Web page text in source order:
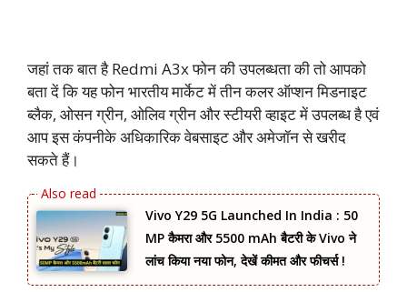
जहां तक बात है Redmi A3x फोन की उपलब्धता की तो आपको
बता दें कि यह फोन भारतीय मार्केट में तीन कलर ऑप्शन मिडनाइट
ब्लैक, ओसन ग्रीन, ओलिव ग्रीन और स्टीयरी व्हाइट में उपलब्ध है एवं
आप इस कंपनीके अधिकारिक वेबसाइट और अमेजॉन से खरीद
सकते हैं।
Vivo Y29 5G Launched In India : 50
MP कैमरा और 5500 mAh बैटरी के Vivo ने
लांच किया नया फोन, देखें कीमत और फीचर्स !